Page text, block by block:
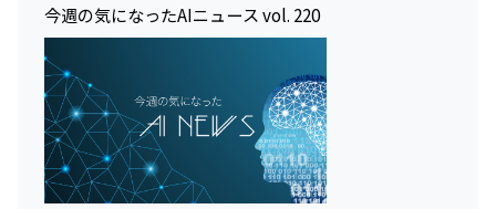
今週の気になったAIニュース vol. 220